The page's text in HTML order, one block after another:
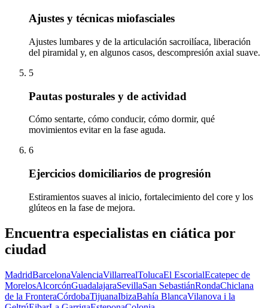
Ajustes y técnicas miofasciales
Ajustes lumbares y de la articulación sacroilíaca, liberación
del piramidal y, en algunos casos, descompresión axial suave.
5
Pautas posturales y de actividad
Cómo sentarte, cómo conducir, cómo dormir, qué
movimientos evitar en la fase aguda.
6
Ejercicios domiciliarios de progresión
Estiramientos suaves al inicio, fortalecimiento del core y los
glúteos en la fase de mejora.
Encuentra especialistas en ciática por
ciudad
MadridBarcelonaValenciaVillarrealTolucaEl EscorialEcatepec de
MorelosAlcorcónGuadalajaraSevillaSan SebastiánRondaChiclana
de la FronteraCórdobaTijuanaIbizaBahía BlancaVilanova i la